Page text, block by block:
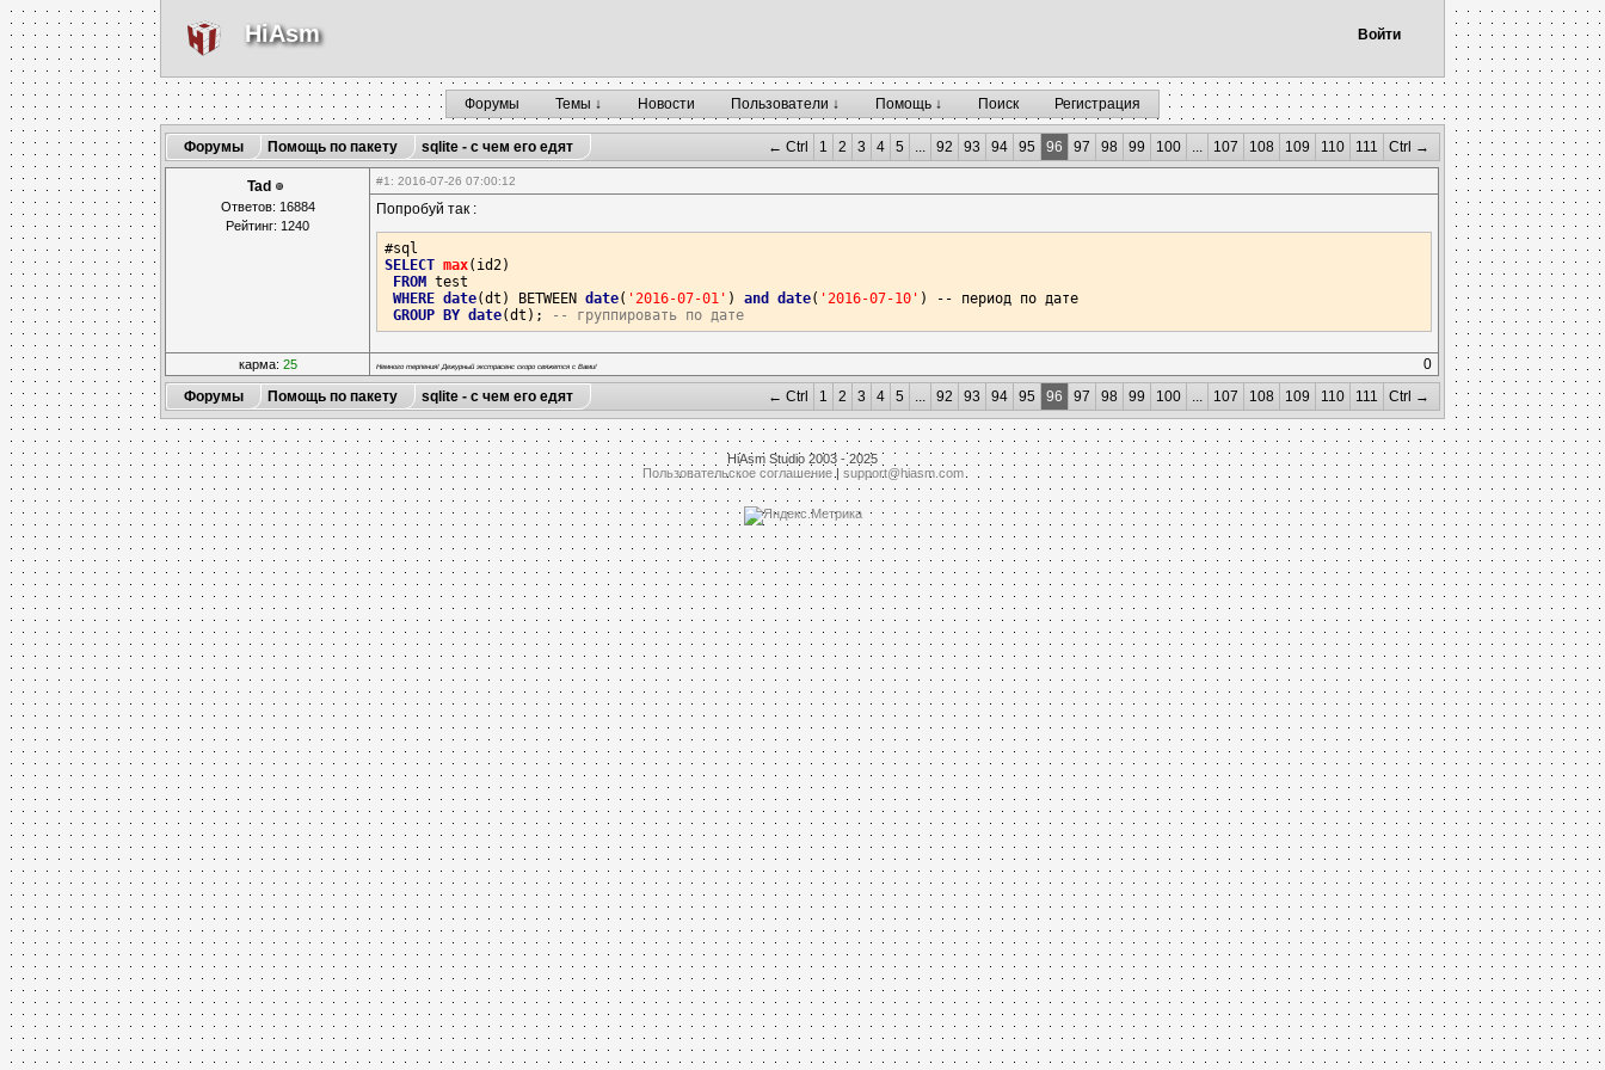
HiAsm Войти
Форумы Темы ↓ Новости Пользователи ↓ Помощь ↓ Поиск Регистрация
Форумы Помощь по пакету sqlite - с чем его едят ← Ctrl 1 2 3 4 5 ... 92 93 94 95 96 97 98 99 100 ... 107 108 109 110 111 Ctrl →
Tad
Ответов: 16884
Рейтинг: 1240
#1 : 2016-07-26 07:00:12
Попробуй так :
SELECT max(id2)
FROM test
WHERE date(dt) BETWEEN date( '2016-07-01' ) and date( '2016-07-10' ) -- период по дате
GROUP
BY date(dt); -- группировать по дате
карма: 25 Немного терпения! Дежурный экстрасенс скоро свяжется с Вами!
0
Форумы
Помощь по пакету sqlite - с чем его едят ← Ctrl 1 2 3 4 5 ... 92 93 94 95 96 97 98 99 100 ... 107 108 109 110 111 Ctrl →
HiAsm Studio 2003 - 2025
Пользовательское соглашение| support@hiasm.com